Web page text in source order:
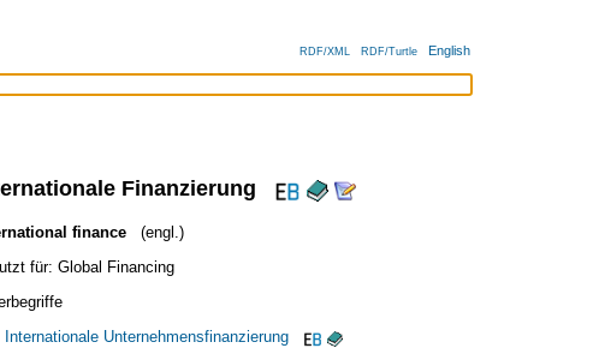
RDF/XML RDF/Turtle English
Finanzierung
finance
(engl.)
für: Global Financing
Internationale Unternehmensfinanzierung